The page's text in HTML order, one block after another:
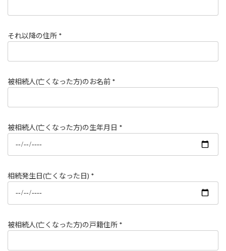
それ以降の住所 *
被相続人(亡くなった方)のお名前 *
被相続人(亡くなった方)の生年月日 *
相続発生日(亡くなった日) *
被相続人(亡くなった方)の戸籍住所 *